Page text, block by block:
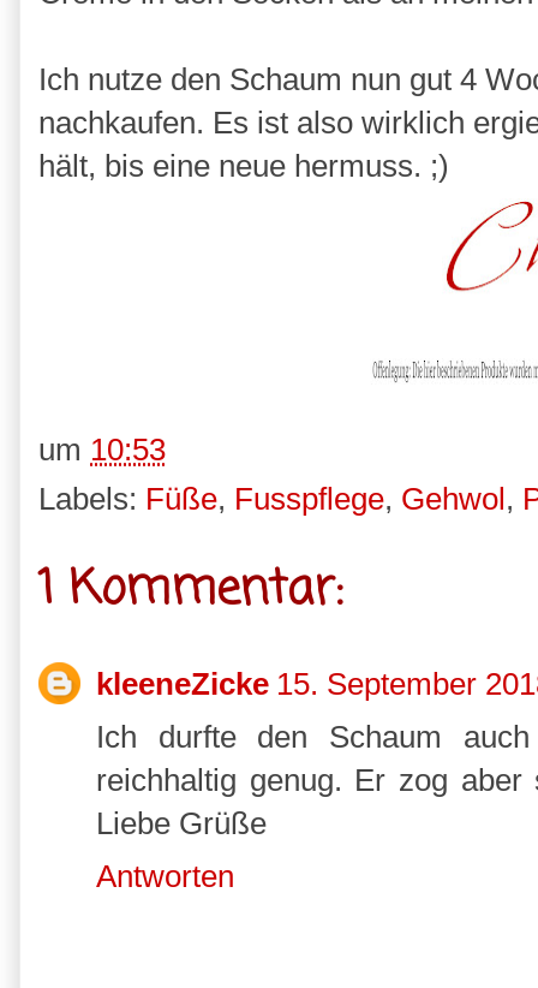
Ich nutze den Schaum nun gut 4
nachkaufen. Es ist also wirklich
hält, bis eine neue hermuss. ;)
um 10:53
Labels: Füße, Fusspflege, Gehwol,
1 Kommentar:
kleeneZicke 15. September
Ich durfte den Schaum
reichhaltig genug. Er zog
Liebe Grüße
Antworten